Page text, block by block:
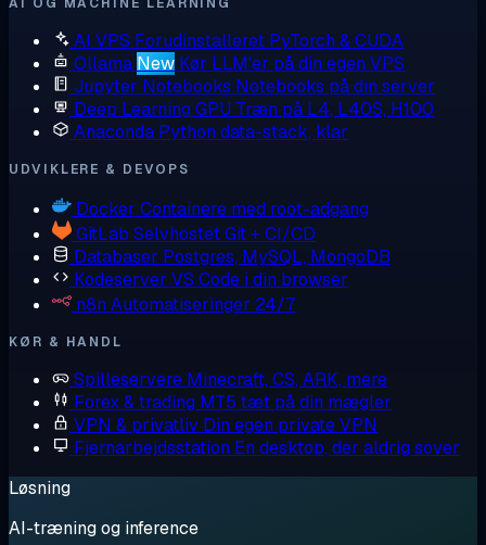
AI VPS Forudinstalleret PyTorch & CUDA
Ollama New Kør LLM'er på din egen VPS
Jupyter Notebooks Notebooks på din server
Deep Learning GPU Træn på L4, L40S, H100
Anaconda Python data-stack, klar
UDVIKLERE & DEVOPS
Docker Containere med root-adgang
GitLab Selvhostet Git + CI/CD
Databaser Postgres, MySQL, MongoDB
Kodeserver VS Code i din browser
n8n Automatiseringer 24/7
KØR & HANDL
Spilleservere Minecraft, CS, ARK, mere
Forex & trading MT5 tæt på din mægler
VPN & privatliv Din egen private VPN
Fjernarbejdsstation En desktop, der aldrig sover
Løsning
AI-træning og inference